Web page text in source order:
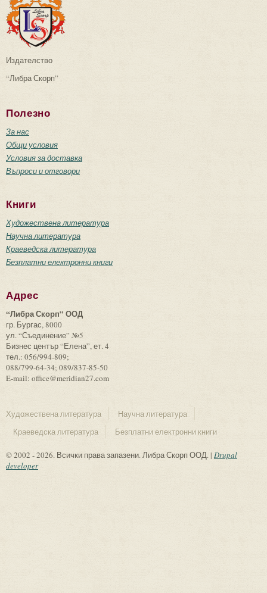
Издателство
“Либра Скорп”
Полезно
За нас
Общи условия
Условия за доставка
Въпроси и отговори
Книги
Художествена литература
Научна литература
Краеведска литература
Безплатни електронни книги
Адрес
“Либра Скорп” ООД
гр. Бургас, 8000
ул. “Съединение” №5
Бизнес център “Елена”, ет. 4
тел.: 056/994-809;
088/799-64-34; 089/837-85-50
E-mail: office@meridian27.com
Художествена литература
Научна литература
Краеведска литература
Безплатни електронни книги
© 2002 - 2026. Всички права запазени. Либра Скорп ООД. | Drupal
developer